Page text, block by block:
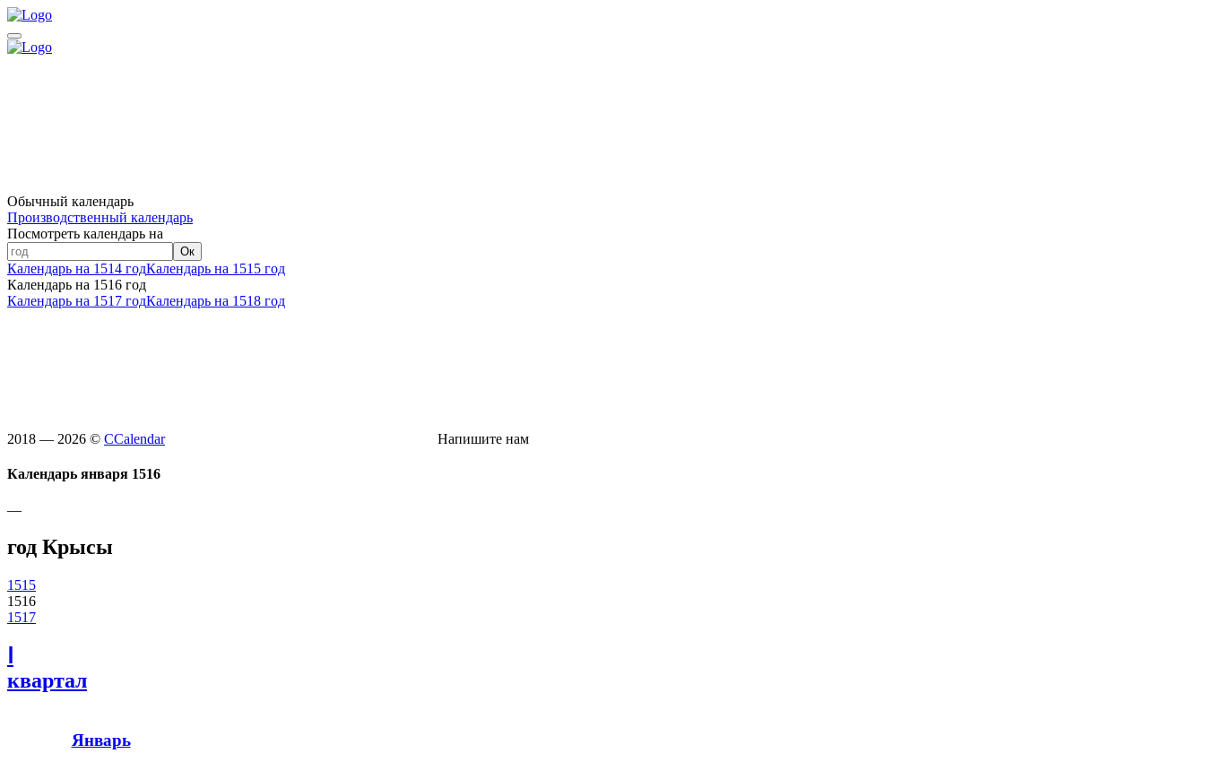
Обычный календарь
Производственный календарь
Посмотреть календарь на
Ок
Календарь на 1514 годКалендарь на 1515 год
Календарь на 1516 год
Календарь на 1517 годКалендарь на 1518 год
2018 — 2026 © CCalendar Напишите нам
Календарь января 1516
—
год Крысы
1515
1516
1517
квартал
Январь